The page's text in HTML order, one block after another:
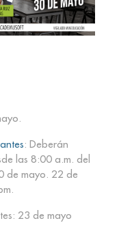
: Deberán
las 8:00 a.m. del
de mayo. 22 de
23 de mayo